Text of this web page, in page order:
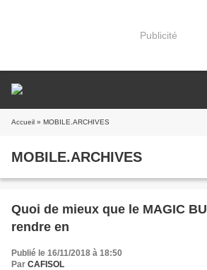
Publicité
Accueil » MOBILE.ARCHIVES
MOBILE.ARCHIVES
Quoi de mieux que le MAGIC
rendre en
Publié le 16/11/2018 à 18:50
Par CAFISOL